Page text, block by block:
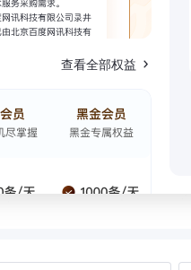
查看全部权益